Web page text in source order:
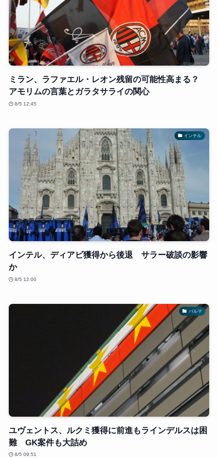
ミラン、ラファエル・レオン残留の可能性高まる？
アモリムの言葉とガラタサライの関心
8/5 12:45
インテル
インテル、ディアビ獲得から後退 サラー破談の影響
か
8/5 12:00
パルマ
ユヴェントス、ルクミ獲得に前進もラインデルスは困
難 GK案件も大詰め
8/5 09:51